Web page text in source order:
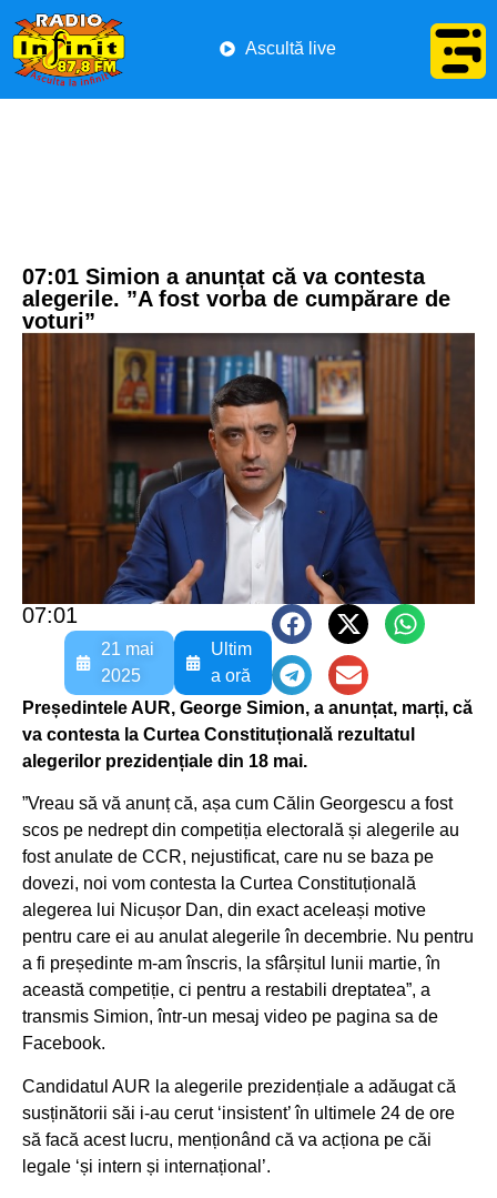
Ascultă live
07:01 Simion a anunțat că va contesta
alegerile. ”A fost vorba de cumpărare de
voturi”
07:01
21 mai
2025
Ultim
a oră
Președintele AUR, George Simion, a anunțat, marți, că
va contesta la Curtea Constituțională rezultatul
alegerilor prezidențiale din 18 mai.
”Vreau să vă anunț că, așa cum Călin Georgescu a fost
scos pe nedrept din competiția electorală și alegerile au
fost anulate de CCR, nejustificat, care nu se baza pe
dovezi, noi vom contesta la Curtea Constituțională
alegerea lui Nicușor Dan, din exact aceleași motive
pentru care ei au anulat alegerile în decembrie. Nu pentru
a fi președinte m-am înscris, la sfârșitul lunii martie, în
această competiție, ci pentru a restabili dreptatea”, a
transmis Simion, într-un mesaj video pe pagina sa de
Facebook.
Candidatul AUR la alegerile prezidențiale a adăugat că
susținătorii săi i-au cerut ‘insistent’ în ultimele 24 de ore
să facă acest lucru, menționând că va acționa pe căi
legale ‘și intern și internațional’.